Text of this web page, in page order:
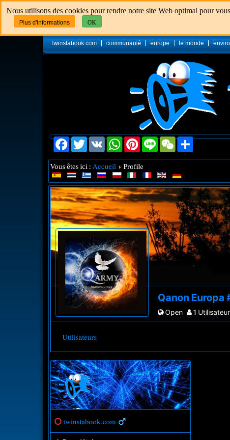
Nous utilisons des cookies pour rendre notre site Web optimal pour
Plus d'informations OK
twinstabook.com communauté europe le monde
FacebookTwitterVK WhatsAppPinterest
Line WeChatShare
Vous êtes ici : Accueil Profile
Qanon Europa
Open 1 Utilisateur
Utilisateurs
twinstabook.com